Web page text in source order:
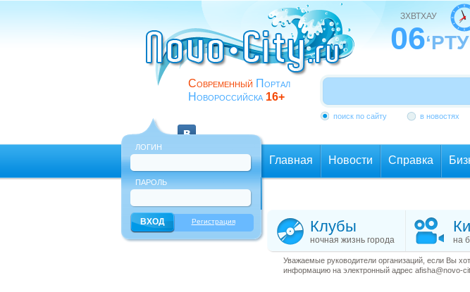
Современный Портал
Новороссийска 16+
ЗХВТХАУ
06‘РТУ
поиск по сайту в новостях
ЛОГИН
ПАРОЛЬ
Регистрация
Главная Новости Справка
Клубы
ночная жизнь города на
Уважаемые руководители организаций, если Вы
информацию на электронный адрес afisha@novo-